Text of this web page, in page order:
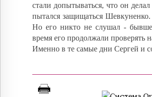
стали допытываться, что он
пытался защищаться
Но его никто не слушал -
время его продолжали проверять
Именно в те самые дни Сергей и